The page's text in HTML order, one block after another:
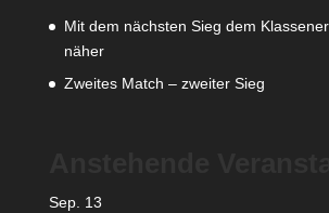
Mit dem nächsten Sieg dem
näher
Zweites Match – zweiter Sieg
Sep. 13